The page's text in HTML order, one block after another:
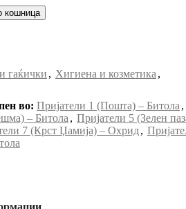
кошница
гаќички , Хигиена и козметика ,
во: Пријатели 1 (Пошта) – Битола ,
– Битола , Пријатели 5 (Зелен
7 (Крст Џамија) – Охрид,